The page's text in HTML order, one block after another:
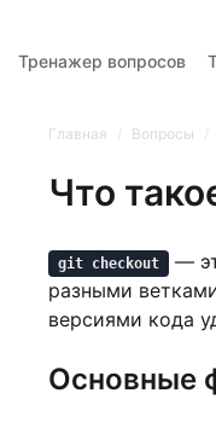
Тренажер вопросов
Главная Вопросы
Что
git checkout
—
разными
версиями кода
Основные